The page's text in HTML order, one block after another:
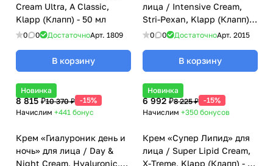
Cream Ultra, A Classic,
Klapp (Клапп) - 50 мл
0 0 ДостаточноАрт. 1809
В корзину
лица / Intensive Cream,
Stri-Pexan, Klapp (Клапп) -
70 мл
0 0 ДостаточноАрт. 2015
В корзину
Новинка
8 815 ₽10 370 ₽ -15%
Начислим +441 бонус
Крем «Гиалуроник день и
ночь» для лица / Day &
Night Cream, Hyaluronic,
Новинка
6 992 ₽8 225 ₽ -15%
Начислим +350 бонусов
Крем «Супер Липид» для
лица / Super Lipid Cream,
X-Treme, Klapp (Клапп) - 50